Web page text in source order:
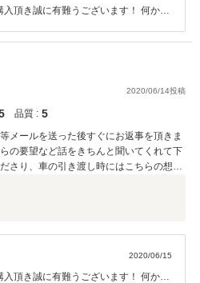
頂き誠に有難うございます！ 何かあ
2020/06/14投稿
品質 : 5
メールを送った後すぐにお返事を頂きま
の要望など話をきちんと聞いてくれて下
さり、車の引き渡し時にはこちらの想像
当に有難うございました！今後のことを
です。
2020/06/15
き誠に有難うございます！ 何かあ